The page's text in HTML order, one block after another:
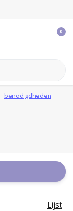
0
benodigdheden
Lijst